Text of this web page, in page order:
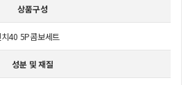
상품구성
40 5P콤보세트
성분 및 재질